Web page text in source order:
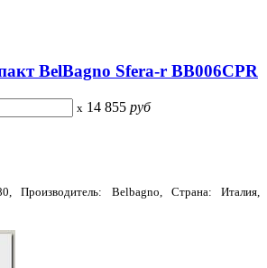
BelBagno Sfera-r BB006CPR
x 14 855 руб
Производитель: Belbagno, Страна: Италия,